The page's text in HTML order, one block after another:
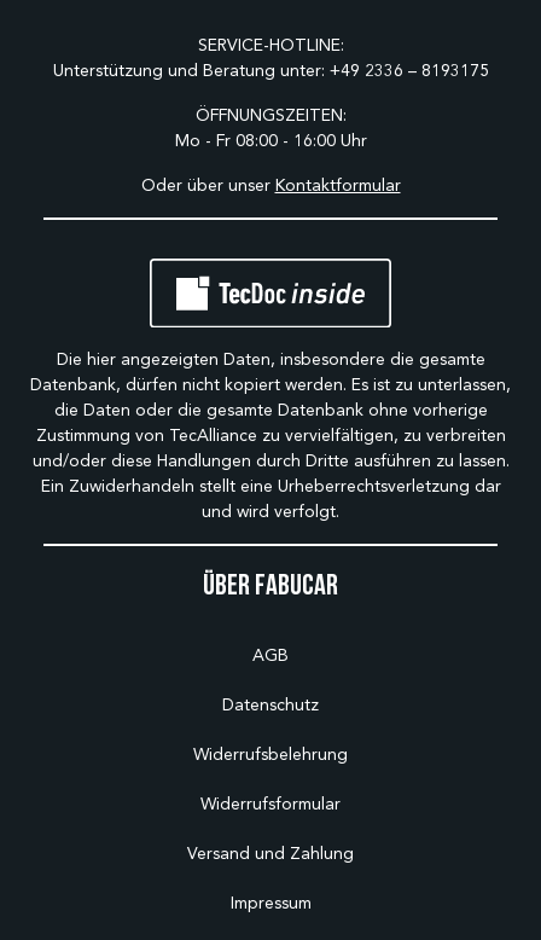
Über Fabucar
AGB
Datenschutz
Widerrufsbelehrung
Widerrufsformular
Versand und Zahlung
Impressum
SERVICE-HOTLINE:
Unterstützung und Beratung unter: +49 2336 – 8193175
ÖFFNUNGSZEITEN:
Mo - Fr 08:00 - 16:00 Uhr
Oder über unser Kontaktformular
Die hier angezeigten Daten, insbesondere die gesamte
Datenbank, dürfen nicht kopiert werden. Es ist zu unterlassen,
die Daten oder die gesamte Datenbank ohne vorherige
Zustimmung von TecAlliance zu vervielfältigen, zu verbreiten
und/oder diese Handlungen durch Dritte ausführen zu lassen.
Ein Zuwiderhandeln stellt eine Urheberrechtsverletzung dar
und wird verfolgt.